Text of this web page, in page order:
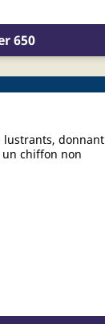
650
lustrants, donnant
un chiffon non